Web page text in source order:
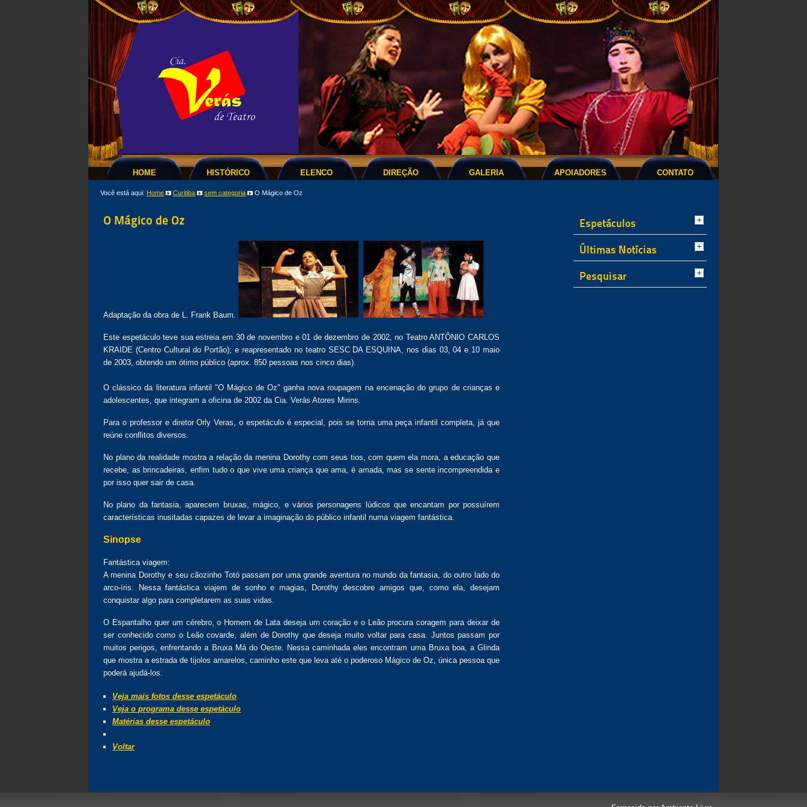
HOME HISTÓRICO ELENCO DIREÇÃO GALERIA APOIADORES CONTATO
Você está aqui: Home Curitiba sem categoria O Mágico de Oz
O Mágico de Oz
Adaptação da obra de L. Frank Baum.
Este espetáculo teve sua estreia em 30 de novembro e 01 de dezembro de 2002, no Teatro ANTÔNIO CARLOS
KRAIDE (Centro Cultural do Portão); e reapresentado no teatro SESC DA ESQUINA, nos dias 03, 04 e 10 maio
de 2003, obtendo um ótimo público (aprox. 850 pessoas nos cinco dias).
O clássico da literatura infantil "O Mágico de Oz" ganha nova roupagem na encenação do grupo de crianças e
adolescentes, que integram a oficina de 2002 da Cia. Verás Atores Mirins.
Para o professor e diretor Orly Veras, o espetáculo é especial, pois se torna uma peça infantil completa, já que
reúne conflitos diversos.
No plano da realidade mostra a relação da menina Dorothy com seus tios, com quem ela mora, a educação que
recebe, as brincadeiras, enfim tudo o que vive uma criança que ama, é amada, mas se sente incompreendida e
por isso quer sair de casa.
No plano da fantasia, aparecem bruxas, mágico, e vários personagens lúdicos que encantam por possuírem
características inusitadas capazes de levar a imaginação do público infantil numa viagem fantástica.
Sinopse
Fantástica viagem:
A menina Dorothy e seu cãozinho Totó passam por uma grande aventura no mundo da fantasia, do outro lado do
arco-íris. Nessa fantástica viajem de sonho e magias, Dorothy descobre amigos que, como ela, desejam
conquistar algo para completarem as suas vidas.
O Espantalho quer um cérebro, o Homem de Lata deseja um coração e o Leão procura coragem para deixar de
ser conhecido como o Leão covarde, além de Dorothy que deseja muito voltar para casa. Juntos passam por
muitos perigos, enfrentando a Bruxa Má do Oeste. Nessa caminhada eles encontram uma Bruxa boa, a Glinda
que mostra a estrada de tijolos amarelos, caminho este que leva até o poderoso Mágico de Oz, única pessoa que
poderá ajudá-los.
Veja mais fotos desse espetáculo
Veja o programa desse espetáculo
Matérias desse espetáculo
Voltar
Espetáculos
Últimas Notícias
Pesquisar